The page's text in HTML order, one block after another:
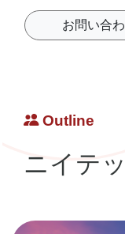
な
様々
な
加
お問い合
Outline
ニイテ